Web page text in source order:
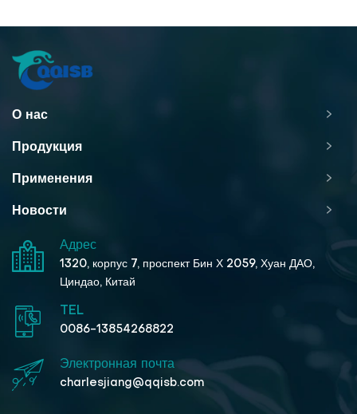
О нас
Продукция
Применения
Новости
Адрес
1320, корпус 7, проспект Бин Х 2059, Хуан ДАО,
Циндао, Китай
TEL
0086-13854268822
Электронная почта
charlesjiang@qqisb.com